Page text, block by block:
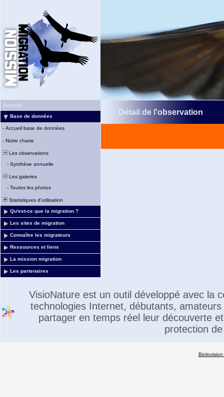
Accueil
Base de données
- Accueil base de données
- Notre charte
Les observations
- Synthèse annuelle
Les galeries
- Toutes les photos
Statistiques d'utilisation
Qu'est-ce que la migration ?
Les sites de migration
Connaître les migrateurs
Ressources et liens
La mission migration
Les partenaires
Détail de l'observation
VisioNature est un outil développé avec la
technologies Internet, débutants,
partager en temps réel leur découverte
protection
Biolovision